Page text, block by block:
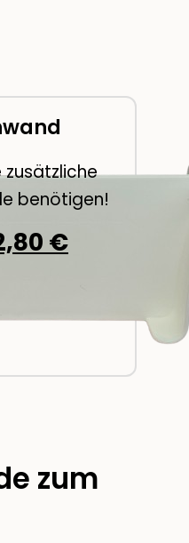
€.
zusätzliche
benötigen!
€Aktueller
ist: